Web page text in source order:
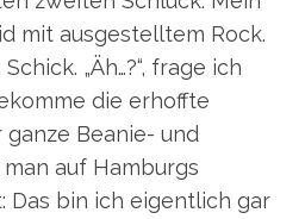
mit ausgestelltem Rock.
„Äh…?“, frage ich
die erhoffte
ganze Beanie- und
auf Hamburgs
Das bin ich eigentlich gar